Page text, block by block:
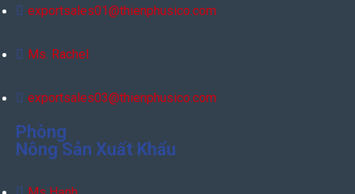
exportsales01@thienphusico.com
Ms. Rachel
exportsales03@thienphusico.com
Phòng
Nông Sản Xuất Khẩu